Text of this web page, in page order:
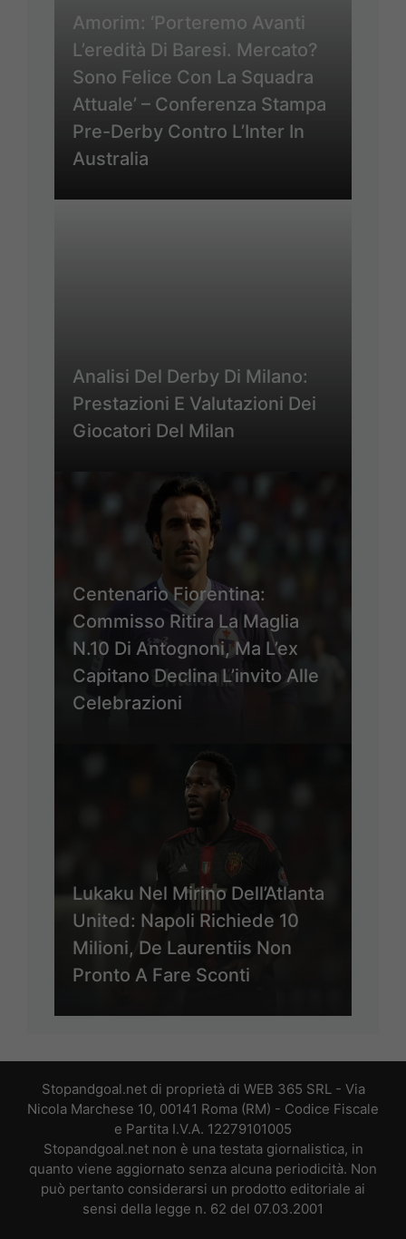
Amorim: ‘Porteremo Avanti
L’eredità Di Baresi. Mercato?
Sono Felice Con La Squadra
Attuale’ – Conferenza Stampa
Pre-Derby Contro L’Inter In
Australia
Analisi Del Derby Di Milano:
Prestazioni E Valutazioni Dei
Giocatori Del Milan
Centenario Fiorentina:
Commisso Ritira La Maglia
N.10 Di Antognoni, Ma L’ex
Capitano Declina L’invito Alle
Celebrazioni
Lukaku Nel Mirino Dell’Atlanta
United: Napoli Richiede 10
Milioni, De Laurentiis Non
Pronto A Fare Sconti
Stopandgoal.net di proprietà di WEB 365 SRL - Via
Nicola Marchese 10, 00141 Roma (RM) - Codice Fiscale
e Partita I.V.A. 12279101005
Stopandgoal.net non è una testata giornalistica, in
quanto viene aggiornato senza alcuna periodicità. Non
può pertanto considerarsi un prodotto editoriale ai
sensi della legge n. 62 del 07.03.2001